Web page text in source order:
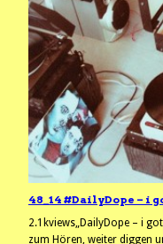
48_14 #DailyDope – i
2.1kviews„DailyDope – i
zum Hören, weiter diggen